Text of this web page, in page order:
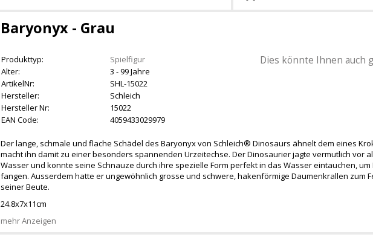
Baryonyx - Grau
Produkttyp:
Spielfigur
Alter:
3 - 99 Jahre
ArtikelNr:
SHL-15022
Hersteller:
Schleich
Hersteller Nr:
15022
EAN Code:
4059433029979
Dies könnte Ihnen auch
Der lange, schmale und flache Schädel des Baryonyx von Schleich® Dinosaurs ähnelt dem eines
macht ihn damit zu einer besonders spannenden Urzeitechse. Der Dinosaurier jagte vermutlich vor
Wasser und konnte seine Schnauze durch ihre spezielle Form perfekt in das Wasser eintauchen, um
fangen. Ausserdem hatte er ungewöhnlich grosse und schwere, hakenförmige Daumenkrallen zum
seiner Beute.
24.8x7x11cm
mehr Anzeigen